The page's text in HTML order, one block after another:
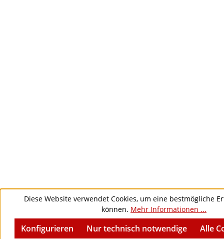
Diese Website verwendet Cookies, um eine bestmögliche
können. Mehr Informationen ...
Nur technisch notwendige
Konfigurieren Alle